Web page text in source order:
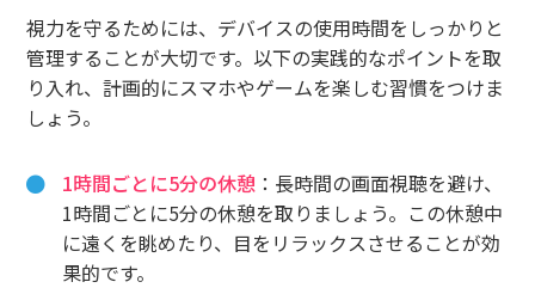
視力を守るためには、デバイスの使用時間をしっかりと
管理することが大切です。以下の実践的なポイントを取
り入れ、計画的にスマホやゲームを楽しむ習慣をつけま
しょう。
1時間ごとに5分の休憩 ：長時間の画面視聴を避け、
1時間ごとに5分の休憩を取りましょう。この休憩中
に遠くを眺めたり、目をリラックスさせることが効
果的です。